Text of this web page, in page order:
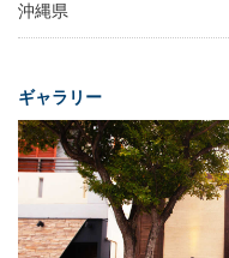
沖縄県
ギャラリー